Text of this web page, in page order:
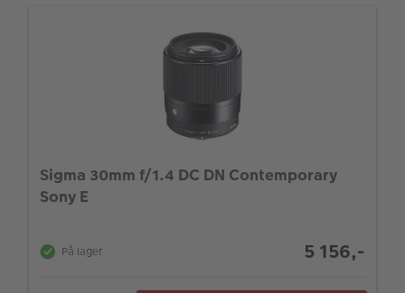
Sigma 30mm f/1.4 DC DN Contemporary
Sony E
På lager 5 156,-